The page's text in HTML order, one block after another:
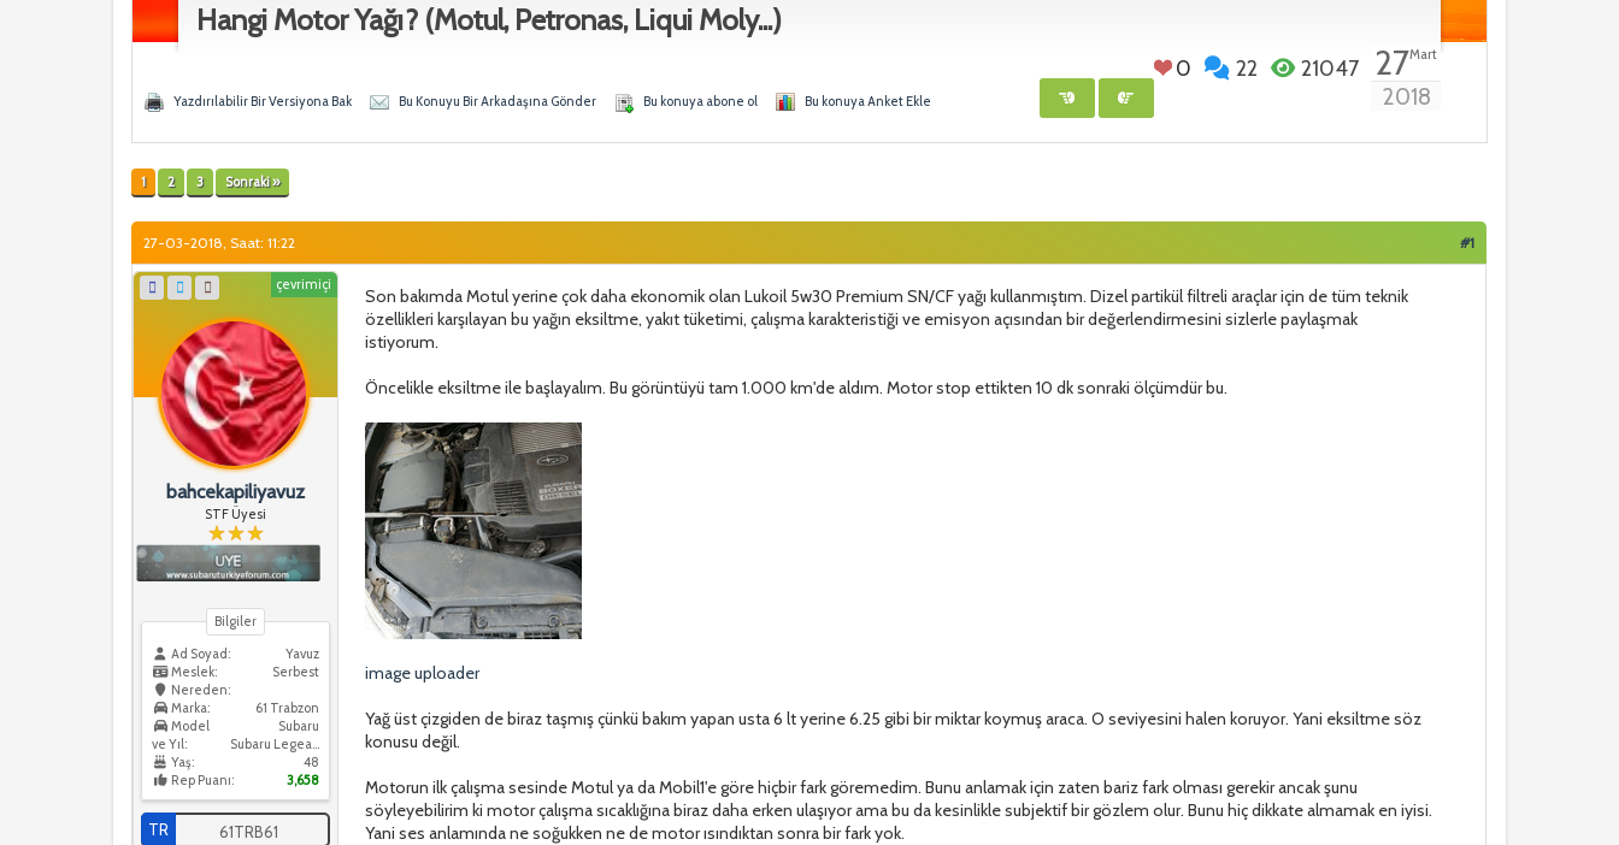
Hangi Motor Yağı? (Motul, Petronas, Liqui Moly...)
0 22 21047 27Mart
2018
Yazdırılabilir Bir Versiyona Bak Bu Konuyu Bir Arkadaşına Gönder Bu konuya abone ol Bu konuya Anket Ekle
1 2 3 Sonraki »
#1
27-03-2018, Saat: 11:22
çevrimiçi
bahcekapiliyavuz
STF Üyesi
Bilgiler
Ad Soyad:
Yavuz
Meslek:
Serbest
Nereden:
61 Trabzon
Marka:
Subaru
Model
ve Yıl:
Subaru Legeacy 1995 2.0 GL AWD
Yaş:
48
Rep Puanı:
3,658
TR 61TRB61
Son bakımda Motul yerine çok daha ekonomik olan Lukoil 5w30 Premium SN/CF yağı kullanmıştım. Dizel partikül filtreli araçlar için de tüm teknik
özellikleri karşılayan bu yağın eksiltme, yakıt tüketimi, çalışma karakteristiği ve emisyon açısından bir değerlendirmesini sizlerle paylaşmak
istiyorum.
Öncelikle eksiltme ile başlayalım. Bu görüntüyü tam 1.000 km'de aldım. Motor stop ettikten 10 dk sonraki ölçümdür bu.
image uploader
Yağ üst çizgiden de biraz taşmış çünkü bakım yapan usta 6 lt yerine 6.25 gibi bir miktar koymuş araca. O seviyesini halen koruyor. Yani eksiltme söz
konusu değil.
Motorun ilk çalışma sesinde Motul ya da Mobil1'e göre hiçbir fark göremedim. Bunu anlamak için zaten bariz fark olması gerekir ancak şunu
söyleyebilirim ki motor çalışma sıcaklığına biraz daha erken ulaşıyor ama bu da kesinlikle subjektif bir gözlem olur. Bunu hiç dikkate almamak en iyisi.
Yani ses anlamında ne soğukken ne de motor ısındıktan sonra bir fark yok.